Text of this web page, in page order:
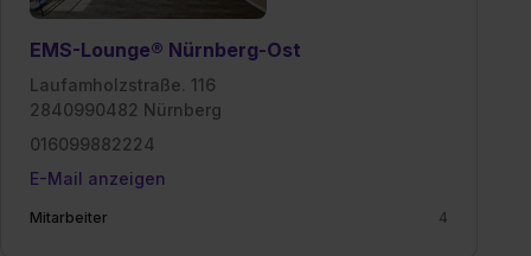
EMS-Lounge® Nürnberg-Ost
Laufamholzstraße. 116
2840990482 Nürnberg
016099882224
E-Mail anzeigen
Mitarbeiter 4